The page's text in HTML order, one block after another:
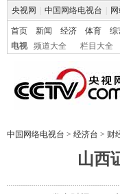
央视网 中国网络电视台
首页 新闻 经济 体育 综
电视
频道大全 栏目大全
中国网络电视台 > 经济台 > 财
山西